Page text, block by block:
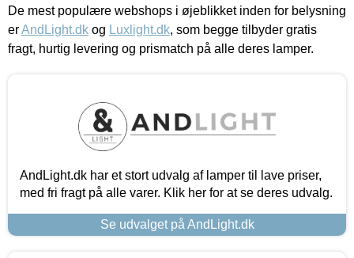
De mest populære webshops i øjeblikket inden for belysning
erAndLight.dk og Luxlight.dk, som begge tilbyder gratis
fragt, hurtig levering og prismatch på alle deres lamper.
AndLight.dk har et stort udvalg af lamper til lave priser,
med fri fragt på alle varer. Klik her for at se deres udvalg.
Se udvalget på AndLight.dk